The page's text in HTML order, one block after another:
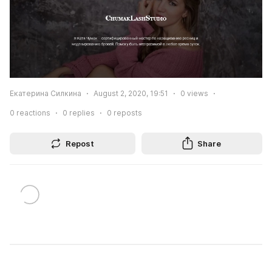
Екатерина Силкина August 2, 2020, 19:51 0 views
0 reactions 0 replies 0 reposts
Repost Share